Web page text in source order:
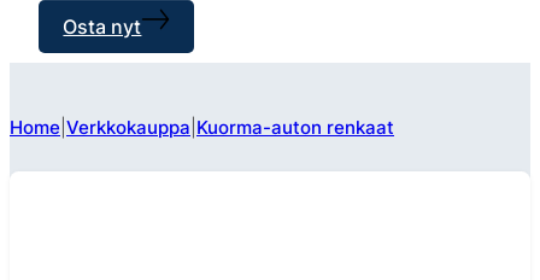
Osta nyt
Home Verkkokauppa Kuorma-auton renkaat